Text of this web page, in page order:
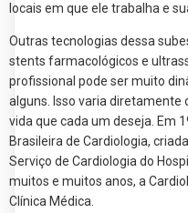
locais em que ele trabalha e
Outras tecnologias dessa
stents farmacológicos e
profissional pode ser muito
alguns. Isso varia diretamente
vida que cada um deseja. Em
Brasileira de Cardiologia,
Serviço de Cardiologia do
muitos e muitos anos, a
Clínica Médica.